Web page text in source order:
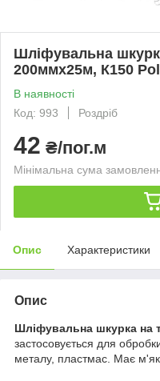
Шліфувальна
200ммх25м, К150
В наявності
Код: 993
Роздріб
42 ₴/пог.м
Мінімальна сума
Опис Характеристики
Опис
Шліфувальна шкурка на
застосовується для
металу, пластмас. Має